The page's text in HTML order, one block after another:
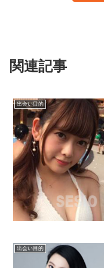
関連記事
出会い目的
出会い目的